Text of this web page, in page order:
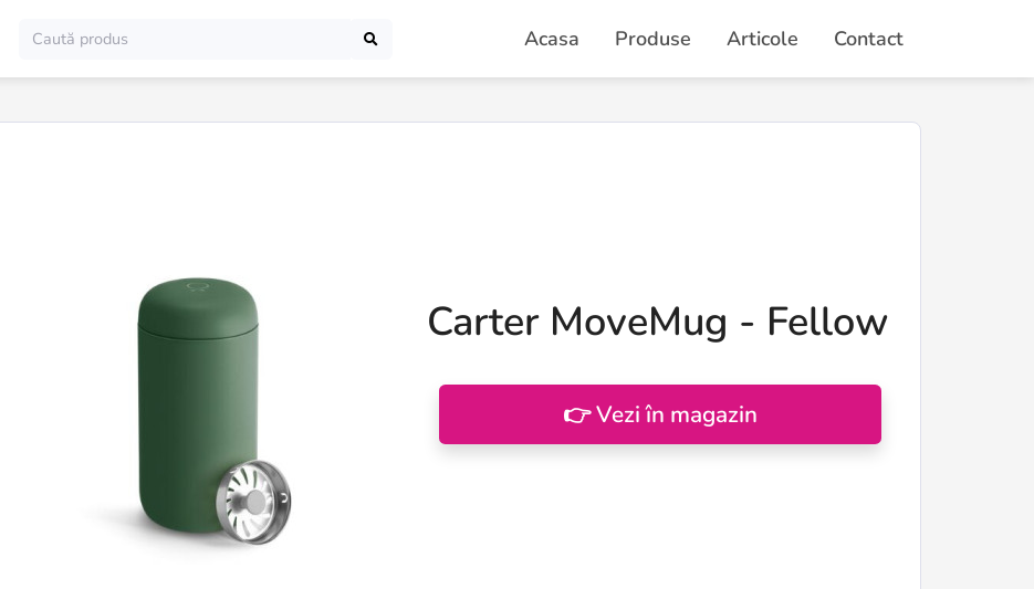
Acasa Produse Articole Contact
Carter MoveMug - Fellow
👉 Vezi în magazin